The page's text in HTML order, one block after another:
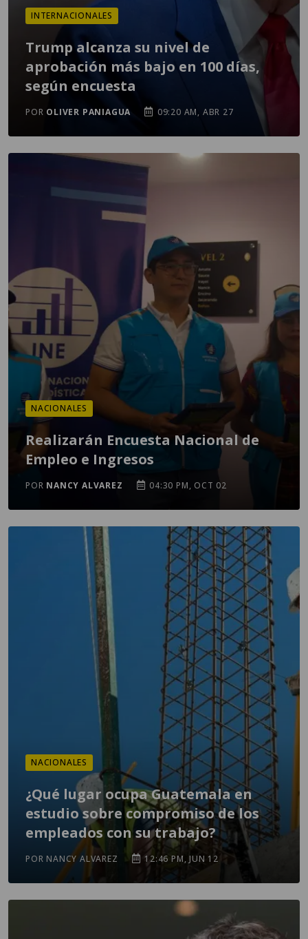
INTERNACIONALES
Trump alcanza su nivel de
aprobación más bajo en 100 días,
según encuesta
POR OLIVER PANIAGUA 09:20 AM, ABR 27
NACIONALES
Realizarán Encuesta Nacional de
Empleo e Ingresos
POR NANCY ALVAREZ 04:30 PM, OCT 02
NACIONALES
¿Qué lugar ocupa Guatemala en
estudio sobre compromiso de los
empleados con su trabajo?
POR NANCY ALVAREZ 12:46 PM, JUN 12